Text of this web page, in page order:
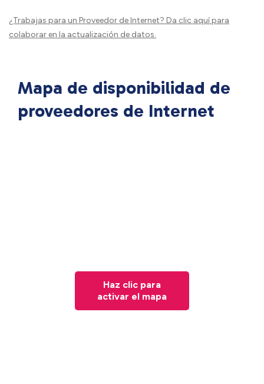
¿Trabajas para un Proveedor de Internet? Da clic aquípara
colaborar en la actualización de datos.
Mapa de disponibilidad de
proveedores de Internet
Haz clic para
activar el mapa